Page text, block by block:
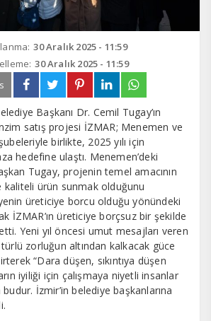
30 Aralık 2025 - 11:59
30 Aralık 2025 - 11:59
Başkanı Dr. Cemil Tugay’ın
satış projesi İZMAR; Menemen ve
birlikte, 2025 yılı için
hedefine ulaştı. Menemen’deki
Tugay, projenin temel amacının
kaliteli ürün sunmak olduğunu
üreticiye borcu olduğu yönündeki
İZMAR’ın üreticiye borçsuz bir şekilde
Yeni yıl öncesi umut mesajları veren
zorluğun altından kalkacak güce
“Dara düşen, sıkıntıya düşen
iyiliği için çalışmaya niyetli insanlar
budur. İzmir’in belediye başkanlarına